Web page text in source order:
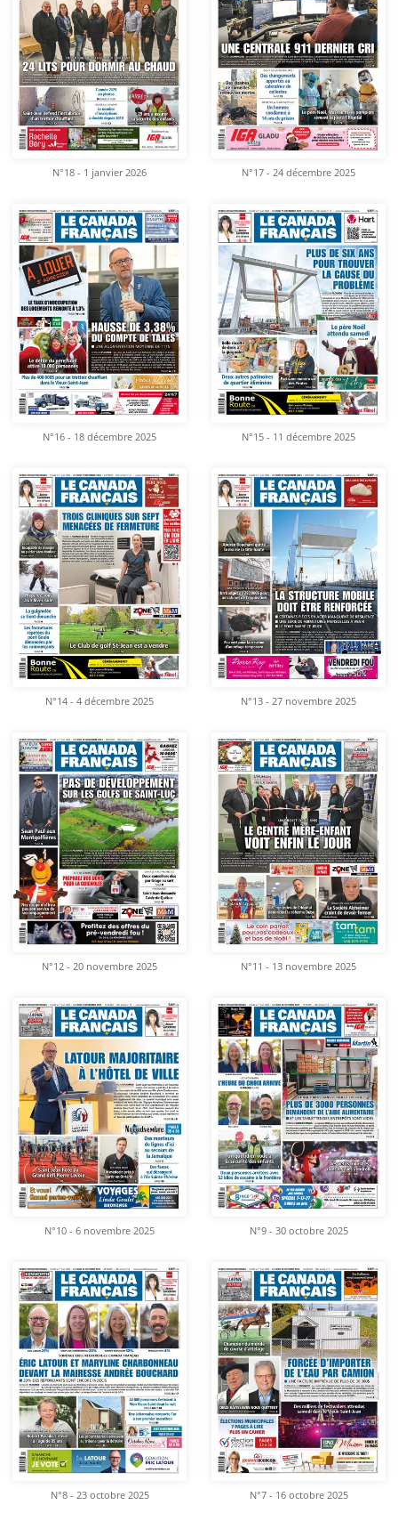
N°18 - 1 janvier 2026 N°17 - 24 décembre 2025
N°16 - 18 décembre 2025 N°15 - 11 décembre 2025
N°14 - 4 décembre 2025 N°13 - 27 novembre 2025
N°12 - 20 novembre 2025 N°11 - 13 novembre 2025
N°10 - 6 novembre 2025 N°9 - 30 octobre 2025
N°8 - 23 octobre 2025 N°7 - 16 octobre 2025